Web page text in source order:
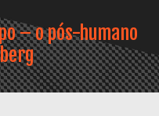
– o pós-humano